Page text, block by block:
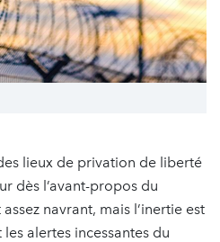
lieux de privation de liberté
dès l’avant-propos du
navrant, mais l’inertie est
alertes incessantes du